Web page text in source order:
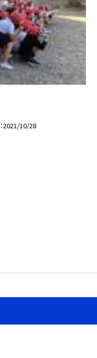
2021/10/28